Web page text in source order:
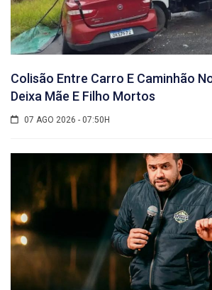
Colisão Entre Carro E Caminhão
Deixa Mãe E Filho Mortos
07 AGO 2026 - 07:50H